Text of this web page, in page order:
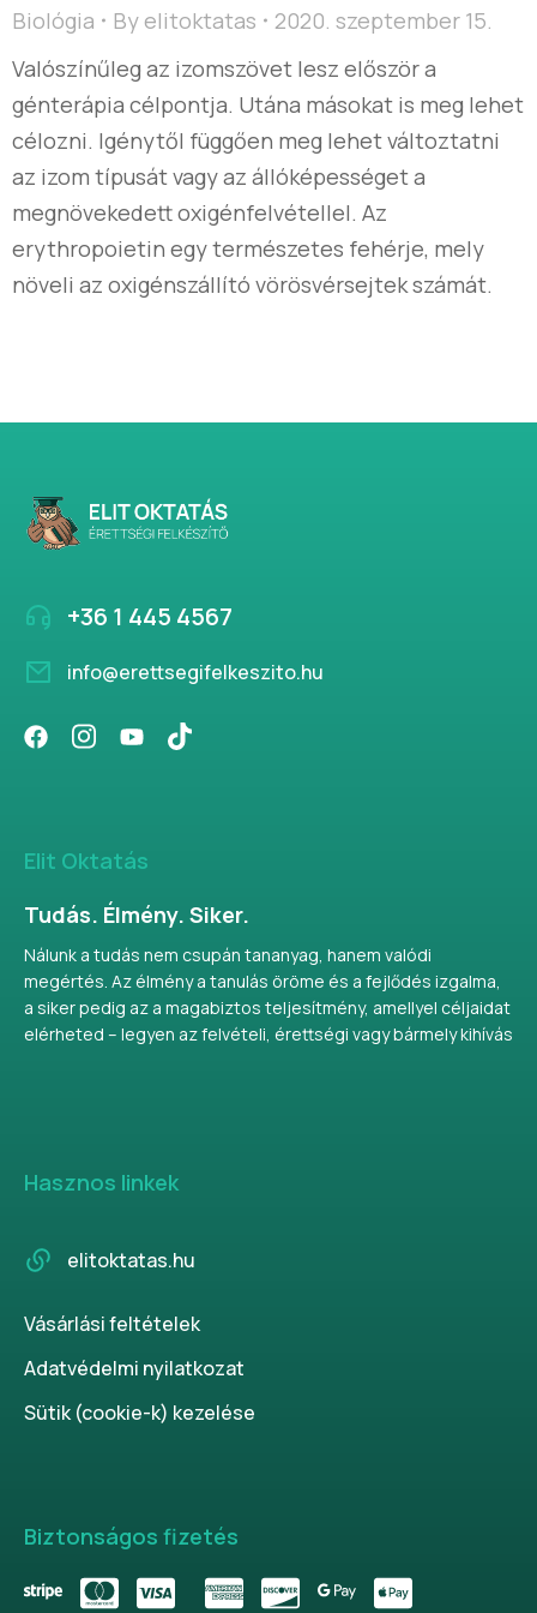
Biológia By elitoktatas
2020. szeptember 15.
Valószínűleg az izomszövet lesz először a
génterápia célpontja. Utána másokat is meg lehet
célozni. Igénytől függően meg lehet változtatni
az izom típusát vagy az állóképességet a
megnövekedett oxigénfelvétellel. Az
erythropoietin egy természetes fehérje, mely
növeli az oxigénszállító vörösvérsejtek számát.
+36 1 445 4567
info@erettsegifelkeszito.hu
Elit Oktatás
Tudás. Élmény. Siker.
Nálunk a tudás nem csupán tananyag, hanem valódi
megértés. Az élmény a tanulás öröme és a fejlődés izgalma,
a siker pedig az a magabiztos teljesítmény, amellyel céljaidat
elérheted – legyen az felvételi, érettségi vagy bármely kihívás
Hasznos linkek
elitoktatas.hu
Vásárlási feltételek
Adatvédelmi nyilatkozat
Sütik (cookie-k) kezelése
Biztonságos fizetés